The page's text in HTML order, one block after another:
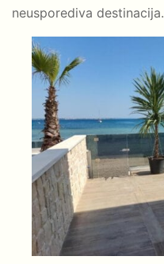
neusporediva destinacija.